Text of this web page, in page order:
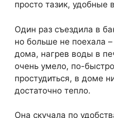
просто тазик, удобные
Один раз съездила в
но больше не поехала
дома, нагрев воды в
очень умело, по-
простудиться, в доме
достаточно тепло.
Она скучала по